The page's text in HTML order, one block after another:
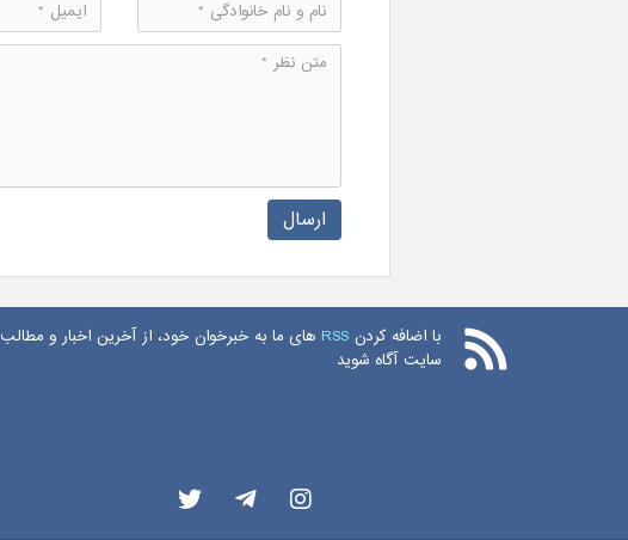
ارسال
با اضافه کردن RSS های ما به خبرخوان خود، از آخرین اخبار و مطالب
سایت آگاه شوید